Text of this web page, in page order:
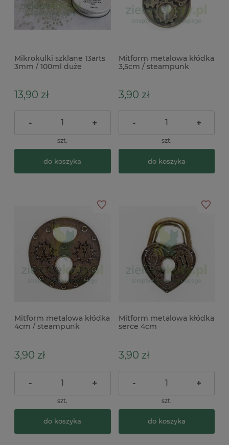
Mikrokulki szklane 13arts
3mm / 100ml duże
13,90 zł
- +
szt.
do koszyka
Mitform metalowa kłódka
3,5cm / steampunk
3,90 zł
- +
szt.
do koszyka
Mitform metalowa kłódka
4cm / steampunk
3,90 zł
- +
szt.
do koszyka
Mitform metalowa kłódka
serce 4cm
3,90 zł
- +
szt.
do koszyka